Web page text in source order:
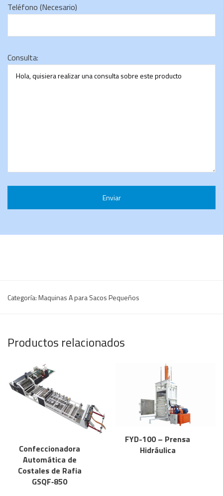
Teléfono (Necesario)
Consulta:
Categoría:Maquinas A para Sacos Pequeños
Productos relacionados
Confeccionadora
Automática de
Costales de Rafia
GSQF‐850
FYD-100 – Prensa
Hidráulica